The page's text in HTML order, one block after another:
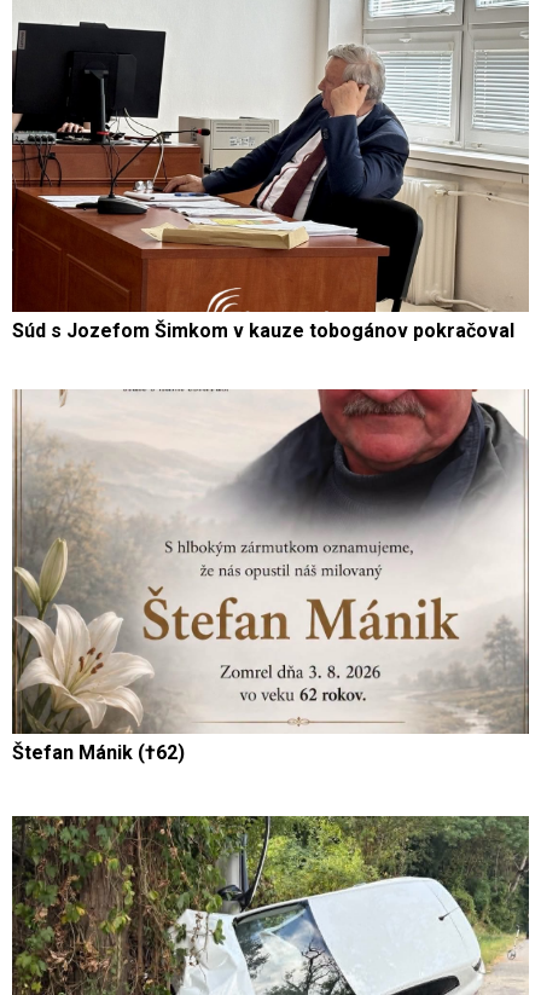
Súd s Jozefom Šimkom v kauze tobogánov pokračoval
Štefan Mánik (†62)